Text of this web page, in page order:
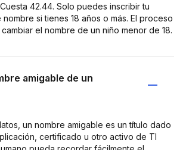
42.44. Solo puedes inscribir tu
si tienes 18 años o más. El proceso
el nombre de un niño menor de 18.
amigable de un
un nombre amigable es un título dado
certificado u otro activo de TI